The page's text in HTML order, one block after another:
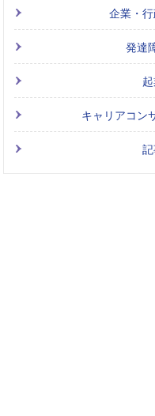
企業・
発達
キャリアコン